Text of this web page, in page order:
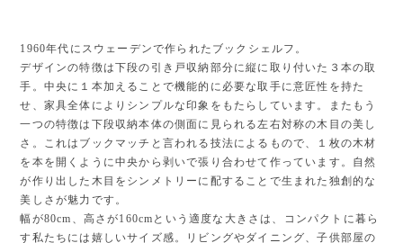
1960年代にスウェーデンで作られたブックシェルフ。
デザインの特徴は下段の引き戸収納部分に縦に取り付いた３本の取
手。中央に１本加えることで機能的に必要な取手に意匠性を持た
せ、家具全体によりシンプルな印象をもたらしています。またもう
一つの特徴は下段収納本体の側面に見られる左右対称の木目の美し
さ。これはブックマッチと言われる技法によるもので、１枚の木材
を本を開くように中央から剥いで張り合わせて作っています。自然
が作り出した木目をシンメトリーに配することで生まれた独創的な
美しさが魅力です。
幅が80cm、高さが160cmという適度な大きさは、コンパクトに暮ら
す私たちには嬉しいサイズ感。リビングやダイニング、子供部屋の